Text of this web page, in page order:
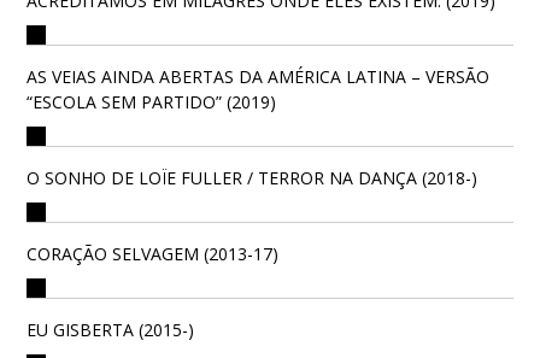
AS VEIAS AINDA ABERTAS DA AMÉRICA LATINA – VERSÃO
“ESCOLA SEM PARTIDO” (2019)
O SONHO DE LOÏE FULLER / TERROR NA DANÇA (2018-)
CORAÇÃO SELVAGEM (2013-17)
EU GISBERTA (2015-)